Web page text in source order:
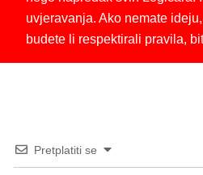
uvjeravanja. Ako nemate
budete li respektirali pravila,
Pretplatiti se